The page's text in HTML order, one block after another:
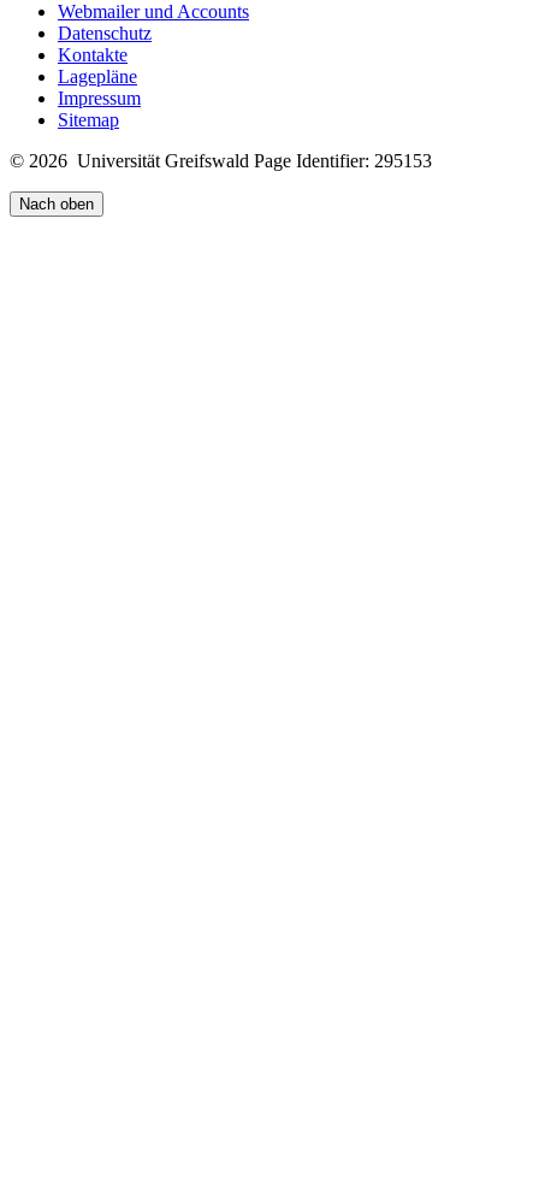
Webmailer und Accounts
Datenschutz
Kontakte
Lagepläne
Impressum
Sitemap
© 2026 Universität Greifswald Page Identifier: 295153
Nach oben